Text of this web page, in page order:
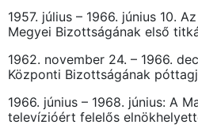
1957. július – 1966. június 10.
Megyei Bizottságának első
1962. november 24. – 1966.
Központi Bizottságának
1966. június – 1968. június: A
televízióért felelős